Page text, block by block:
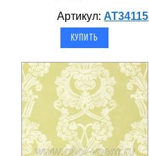
Артикул: AT34115